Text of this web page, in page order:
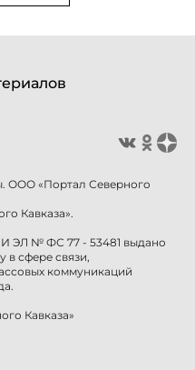
ООО «Портал Северного
Кавказа».
ЭЛ № ФС 77 - 53481 выдано
сфере связи,
коммуникаций
Кавказа»